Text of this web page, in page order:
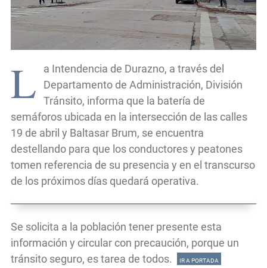
L
a Intendencia de Durazno, a través del
Departamento de Administración, División
Tránsito, informa que la batería de
semáforos ubicada en la intersección de las calles
19 de abril y Baltasar Brum, se encuentra
destellando para que los conductores y peatones
tomen referencia de su presencia y en el transcurso
de los próximos días quedará operativa.
Se solicita a la población tener presente esta
información y circular con precaución, porque un
tránsito seguro, es tarea de todos.
IR A PORTADA